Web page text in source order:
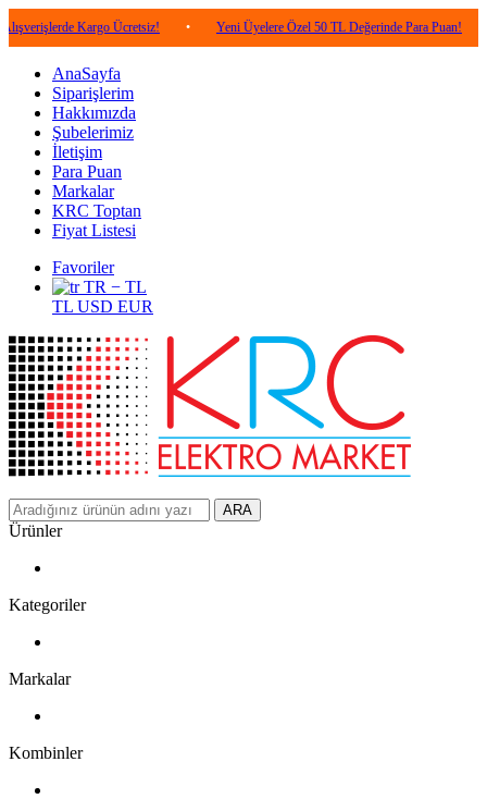
Kargo Ücretsiz! • Yeni Üyelere Özel 50 TL Değerinde Para Puan! •
AnaSayfa
Siparişlerim
Hakkımızda
Şubelerimiz
İletişim
Para Puan
Markalar
KRC Toptan
Fiyat Listesi
Favoriler
TR − TL
TL USD EUR
ARA
Ürünler
Kategoriler
Markalar
Kombinler